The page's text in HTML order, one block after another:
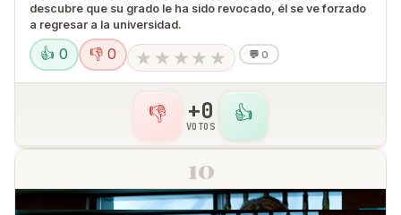
descubre que su grado le ha sido revocado, él se ve forzado
a regresar a la universidad.
👍 0 👎 0 ★ ★ ★ ★ ★ 💬 0
👍
+0
VOTOS
👎
10